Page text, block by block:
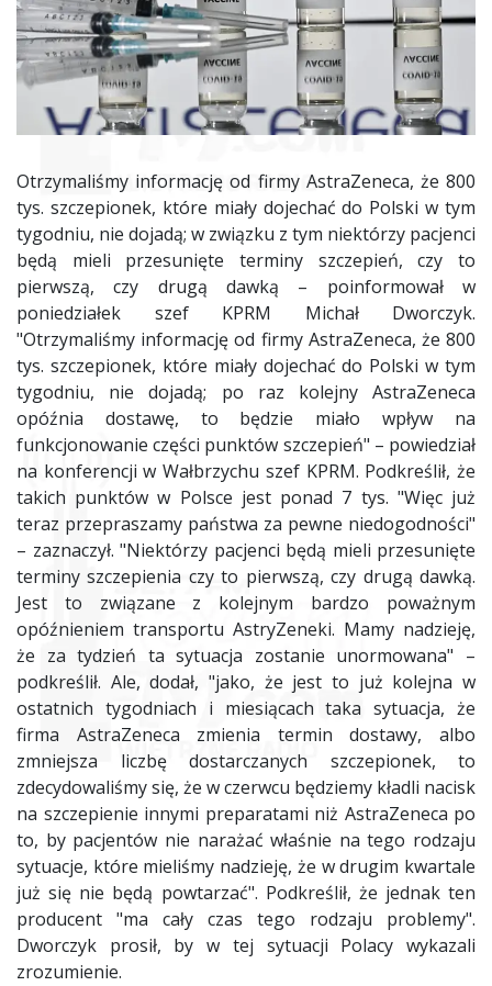
Otrzymaliśmy informację od firmy AstraZeneca, że 800
tys. szczepionek, które miały dojechać do Polski w tym
tygodniu, nie dojadą; w związku z tym niektórzy pacjenci
będą mieli przesunięte terminy szczepień, czy to
pierwszą, czy drugą dawką – poinformował w
poniedziałek szef KPRM Michał Dworczyk.
"Otrzymaliśmy informację od firmy AstraZeneca, że 800
tys. szczepionek, które miały dojechać do Polski w tym
tygodniu, nie dojadą; po raz kolejny AstraZeneca
opóźnia dostawę, to będzie miało wpływ na
funkcjonowanie części punktów szczepień" – powiedział
na konferencji w Wałbrzychu szef KPRM. Podkreślił, że
takich punktów w Polsce jest ponad 7 tys. "Więc już
teraz przepraszamy państwa za pewne niedogodności"
– zaznaczył. "Niektórzy pacjenci będą mieli przesunięte
terminy szczepienia czy to pierwszą, czy drugą dawką.
Jest to związane z kolejnym bardzo poważnym
opóźnieniem transportu AstryZeneki. Mamy nadzieję,
że za tydzień ta sytuacja zostanie unormowana" –
podkreślił. Ale, dodał, "jako, że jest to już kolejna w
ostatnich tygodniach i miesiącach taka sytuacja, że
firma AstraZeneca zmienia termin dostawy, albo
zmniejsza liczbę dostarczanych szczepionek, to
zdecydowaliśmy się, że w czerwcu będziemy kładli nacisk
na szczepienie innymi preparatami niż AstraZeneca po
to, by pacjentów nie narażać właśnie na tego rodzaju
sytuacje, które mieliśmy nadzieję, że w drugim kwartale
już się nie będą powtarzać". Podkreślił, że jednak ten
producent "ma cały czas tego rodzaju problemy".
Dworczyk prosił, by w tej sytuacji Polacy wykazali
zrozumienie.